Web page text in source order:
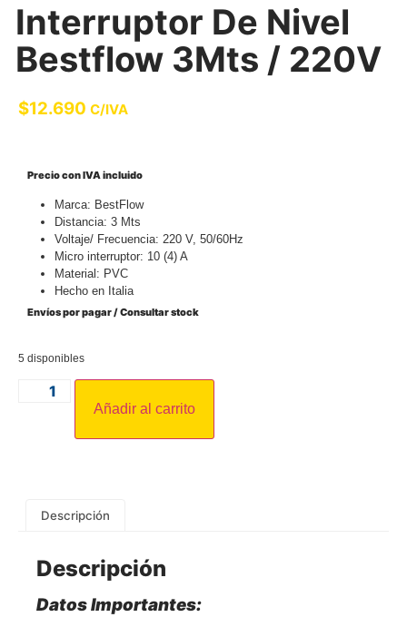
Interruptor De Nivel
Bestflow 3Mts / 220V
$12.690 C/IVA
Precio con IVA incluido
Marca: BestFlow
Distancia: 3 Mts
Voltaje/ Frecuencia: 220 V, 50/60Hz
Micro interruptor: 10 (4) A
Material: PVC
Hecho en Italia
Envíos por pagar /Consultar stock
5 disponibles
Añadir al carrito
Descripción
Descripción
Datos Importantes: